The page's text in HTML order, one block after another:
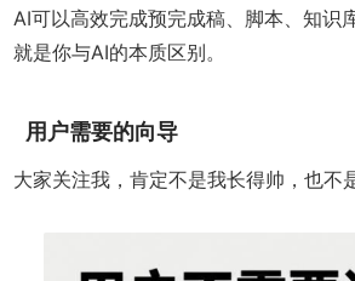
AI可以高效完成预完成稿、脚本、知识
就是你与AI的本质区别。
用户需要的向导
大家关注我，肯定不是我长得帅，也不